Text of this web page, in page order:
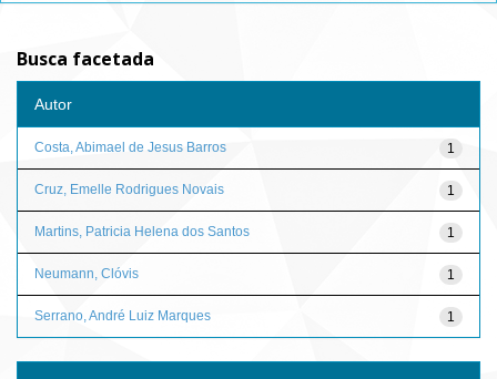
Busca facetada
Autor
1
Costa, Abimael de Jesus Barros
1
Cruz, Emelle Rodrigues Novais
1
Martins, Patricia Helena dos Santos
1
Neumann, Clóvis
1
Serrano, André Luiz Marques